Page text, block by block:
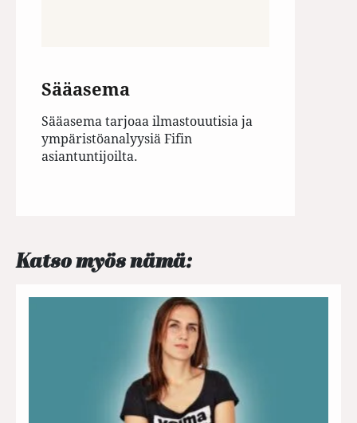
Sääasema
Sääasema tarjoaa ilmastouutisia ja
ympäristöanalyysiä Fifin
asiantuntijoilta.
Katso myös nämä: